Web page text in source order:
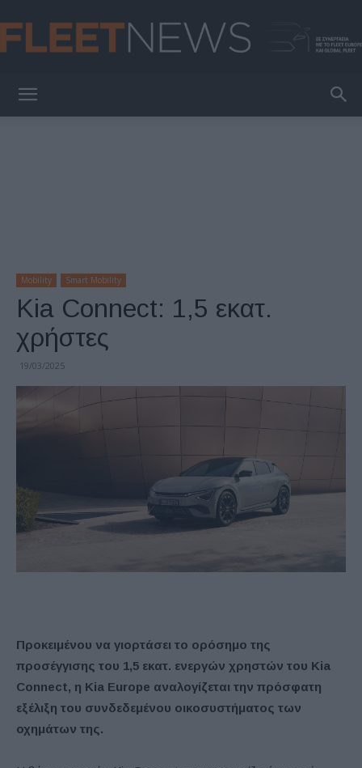
Mobility Smart Mobility
Kia Connect: 1,5 εκατ.
χρήστες
19/03/2025
Προκειμένου να γιορτάσει το ορόσημο της
προσέγγισης του 1,5 εκατ. ενεργών χρηστών του Kia
Connect, η Kia Europe αναλογίζεται την πρόσφατη
εξέλιξη του συνδεδεμένου οικοσυστήματος των
οχημάτων της.